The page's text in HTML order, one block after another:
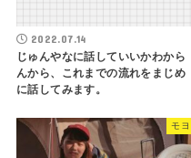
2022.07.14
じゅんやなに話していいかわから
んから、これまでの流れをまじめ
に話してみます。
モヨ